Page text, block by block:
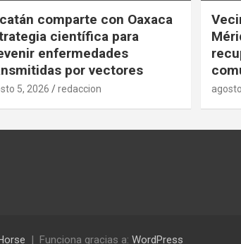
comparte con Oaxaca
científica para
enfermedades
por vectores
5, 2026 redaccion
Funciona gracias a: WordPress